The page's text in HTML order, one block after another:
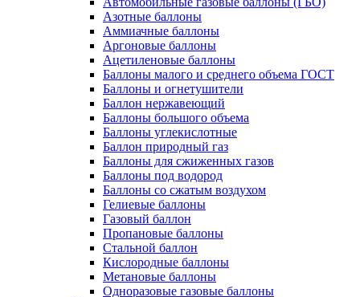
Азотные баллоны
Аммиачные баллоны
Аргоновые баллоны
Ацетиленовые баллоны
Баллоны малого и среднего объема ГОСТ
Баллоны и огнетушители
Баллон нержавеющий
Баллоны большого объема
Баллоны углекислотные
Баллон природный газ
Баллоны для сжиженных газов
Баллоны под водород
Баллоны со сжатым воздухом
Гелиевые баллоны
Газовый баллон
Пропановые баллоны
Стальной баллон
Кислородные баллоны
Метановые баллоны
Одноразовые газовые баллоны